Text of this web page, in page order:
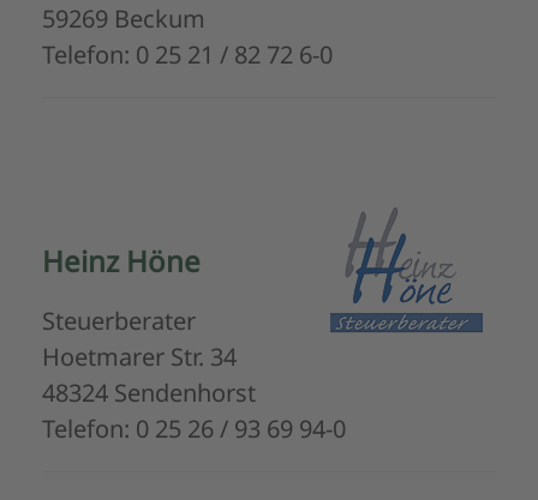
59269 Beckum
Telefon: 0 25 21 / 82 72 6-0
Heinz Höne
Steuerberater
Hoetmarer Str. 34
48324 Sendenhorst
Telefon: 0 25 26 / 93 69 94-0